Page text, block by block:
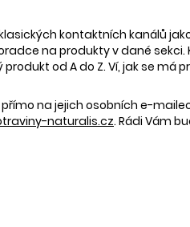
kontaktních kanálů
na produkty v dané sekci.
od A do Z. Ví, jak se má
na jejich osobních e-
naturalis.cz. Rádi Vám